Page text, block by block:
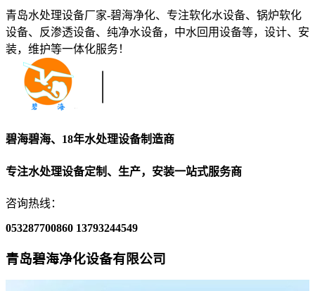
青岛水处理设备厂家-碧海净化、专注软化水设备、锅炉软化
设备、反渗透设备、纯净水设备，中水回用设备等，设计、安
装，维护等一体化服务！
碧海碧海、18年水处理设备制造商
专注水处理设备定制、生产，安装一站式服务商
咨询热线：
053287700860 13793244549
青岛碧海净化设备有限公司